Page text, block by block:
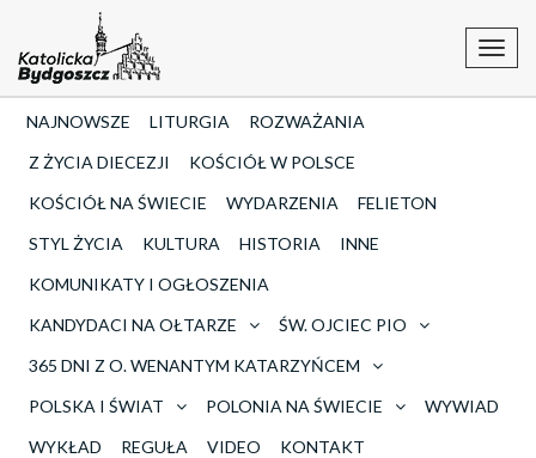
NAJNOWSZE LITURGIA
ROZWAŻANIA
Z ŻYCIA DIECEZJI
KOŚCIÓŁ W POLSCE
KOŚCIÓŁ NA ŚWIECIE
WYDARZENIA
FELIETON
STYL ŻYCIA
KULTURA HISTORIA
INNE
KOMUNIKATY I OGŁOSZENIA
KANDYDACI NA OŁTARZE
ŚW. OJCIEC PIO
365 DNI Z O. WENANTYM KATARZYŃCEM
POLSKA I ŚWIAT
POLONIA NA ŚWIECIE
WYWIAD
WYKŁAD
REGUŁA VIDEO
KONTAKT